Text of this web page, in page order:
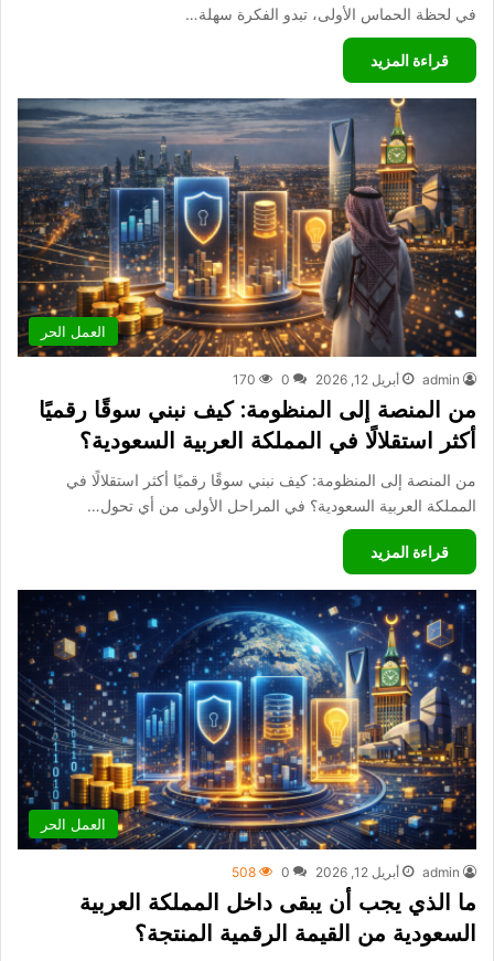
في لحظة الحماس الأولى، تبدو الفكرة سهلة…
قراءة المزيد
العمل الحر
admin أبريل 12, 2026 0
170
من المنصة إلى المنظومة: كيف نبني سوقًا رقميًا
أكثر استقلالًا في المملكة العربية السعودية؟
من المنصة إلى المنظومة: كيف نبني سوقًا رقميًا أكثر استقلالًا في
المملكة العربية السعودية؟ في المراحل الأولى من أي تحول…
قراءة المزيد
العمل الحر
admin أبريل 12, 2026 0
508
ما الذي يجب أن يبقى داخل المملكة العربية
السعودية من القيمة الرقمية المنتجة؟